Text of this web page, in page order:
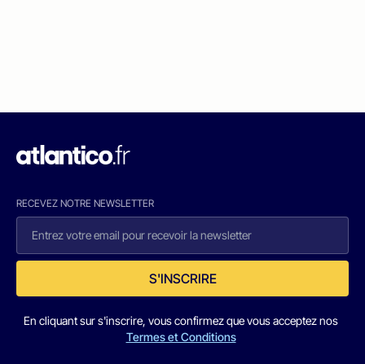
RECEVEZ NOTRE NEWSLETTER
S'INSCRIRE
En cliquant sur s'inscrire, vous confirmez que vous acceptez nos
Termes et Conditions